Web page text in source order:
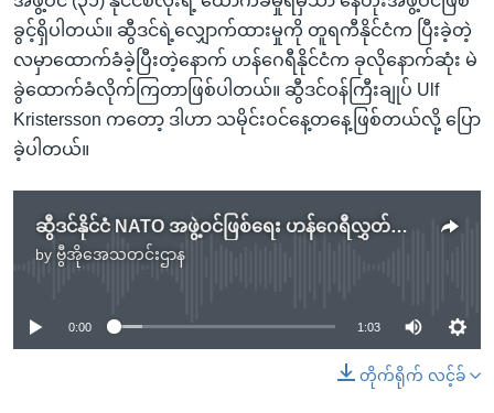
ခွင့်ရှိပါတယ်။ ဆွီဒင်ရဲ့လျှောက်ထားမှုကို တူရကီနိုင်ငံက ပြီးခဲ့တဲ့
လမှာထောက်ခံခဲ့ပြီးတဲ့နောက် ဟန်ဂေရီနိုင်ငံက ခုလိုနောက်ဆုံး မဲ
ခွဲထောက်ခံလိုက်ကြတာဖြစ်ပါတယ်။ ဆွီဒင်ဝန်ကြီးချုပ် Ulf
Kristersson ကတော့ ဒါဟာ သမိုင်းဝင်နေ့တနေ့ဖြစ်တယ်လို့ ပြော
ခဲ့ပါတယ်။
ဆွီဒင်နိုင်ငံ NATO အဖွဲ့ဝင်ဖြစ်ရေး ဟန်ဂေရီလွှတ်တော်အတည်ပြုထောက်ခံ
by ဗွီအိုအေသတင်းဌာန
No media source currently available
0:00 1:03
တိုက်ရိုက် လင့်ခ်